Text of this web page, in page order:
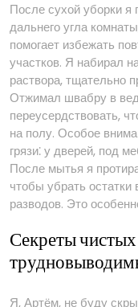
После сухой уборки я
дальнего угла
помогает избежать
участков. Я набирал
раствора, тщательно
Отжимал швабру в
переусердствовать,
на полу. Особое
грязи⁚ у дверей, под
После мытья я
чтобы убрать
разводов. Это
Секреты чистых
Я, Артём, не буду